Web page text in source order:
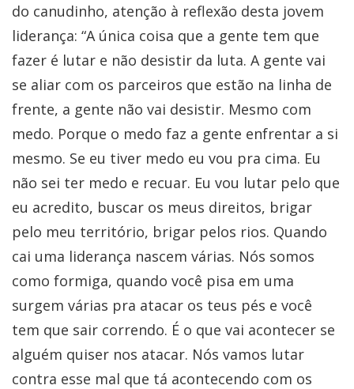
do canudinho, atenção à reflexão desta jovem
liderança: “A única coisa que a gente tem que
fazer é lutar e não desistir da luta. A gente vai
se aliar com os parceiros que estão na linha de
frente, a gente não vai desistir. Mesmo com
medo. Porque o medo faz a gente enfrentar a si
mesmo. Se eu tiver medo eu vou pra cima. Eu
não sei ter medo e recuar. Eu vou lutar pelo que
eu acredito, buscar os meus direitos, brigar
pelo meu território, brigar pelos rios. Quando
cai uma liderança nascem várias. Nós somos
como formiga, quando você pisa em uma
surgem várias pra atacar os teus pés e você
tem que sair correndo. É o que vai acontecer se
alguém quiser nos atacar. Nós vamos lutar
contra esse mal que tá acontecendo com os